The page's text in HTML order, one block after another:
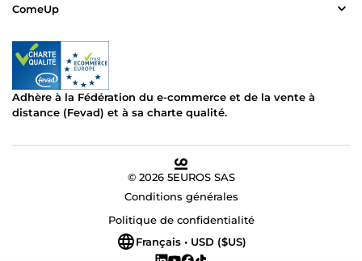
ComeUp
Adhère à la Fédération du e-commerce et de la vente à
distance (Fevad) et à sa charte qualité.
© 2026 5EUROS SAS
Conditions générales
Politique de confidentialité
Français • USD ($US)